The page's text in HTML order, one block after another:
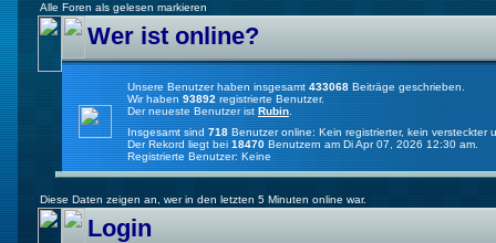
Alle Foren als gelesen markieren
Wer ist online?
Unsere Benutzer haben insgesamt 433068 Beiträge geschrieben.
Wir haben 93892 registrierte Benutzer.
Der neueste Benutzer ist Rubin
Insgesamt sind 718 Benutzer online: Kein registrierter, kein
Der Rekord liegt bei 18470 Benutzern am Di Apr 07, 2026 12:30 am.
Registrierte Benutzer: Keine
Diese Daten zeigen an, wer in den letzten 5 Minuten online war.
Login